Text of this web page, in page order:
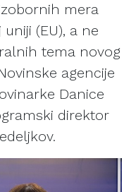
mera
(EU), a ne
tema novog
agencije
Danice
direktor